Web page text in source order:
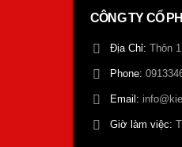
CÔNG TY CỔ
Địa Chỉ: Thôn
Phone:
Email:
Giờ làm việc: